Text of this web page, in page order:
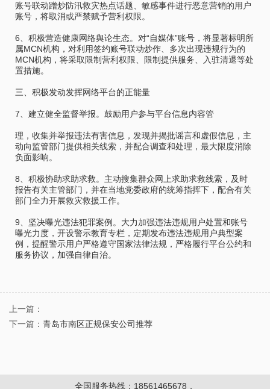
账号联动蹭炒防汛救灾热点话题、敏感事件进行恶意营销的用户
账号，将取消或严禁赋予营利权限。
6、积极营造健康网络舆论生态。对“自媒体”账号，将显著标明所
属MCN机构，对利用签约账号联动炒作、多次出现违规行为的
MCN机构，将采取限制营利权限、限制提供服务、入驻清退等处
置措施。
三、积极发动发挥网络平台的正能量
7、建立健全监督举报。鼓励用户参与平台信息内容管
理，收集并举报违法有害信息，发现并揭批谣言和虚假信息，主
动向监管部门提供相关线索，并配合调查和处理，最大限度消除
负面影响。
8、积极协助求助求救。主动搜集群众网上求助求救线索，及时
报告有关主管部门，并在当地党委政府的统筹指挥下，配合有关
部门全力开展救灾救援工作。
9、坚决曝光违法犯罪案例。大力加强违法违规用户处置和账号
曝光力度，开设警示教育专栏，定期发布违法违规用户典型案
例，提醒警示用户严格遵守国家法律法规，严格履行平台公约和
服务协议，加强自律自治。
上一篇：
下一篇： 青岛市南区正规保安公司推荐
全国服务热线：18561465678，